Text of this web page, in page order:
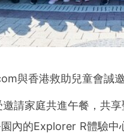
與香港救助兒童會誠
邀請家庭共進午餐，共
內的Explorer R體驗中